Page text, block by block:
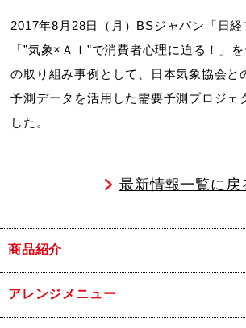
2017年8月28日（月）BSジャパン「日経
「”気象×ＡＩ”で消費者心理に迫る！」
の取り組み事例として、日本気象協会と
予測データを活用した需要予測プロジェ
した。
最新情報一覧に戻
商品紹介
アレンジメニュー